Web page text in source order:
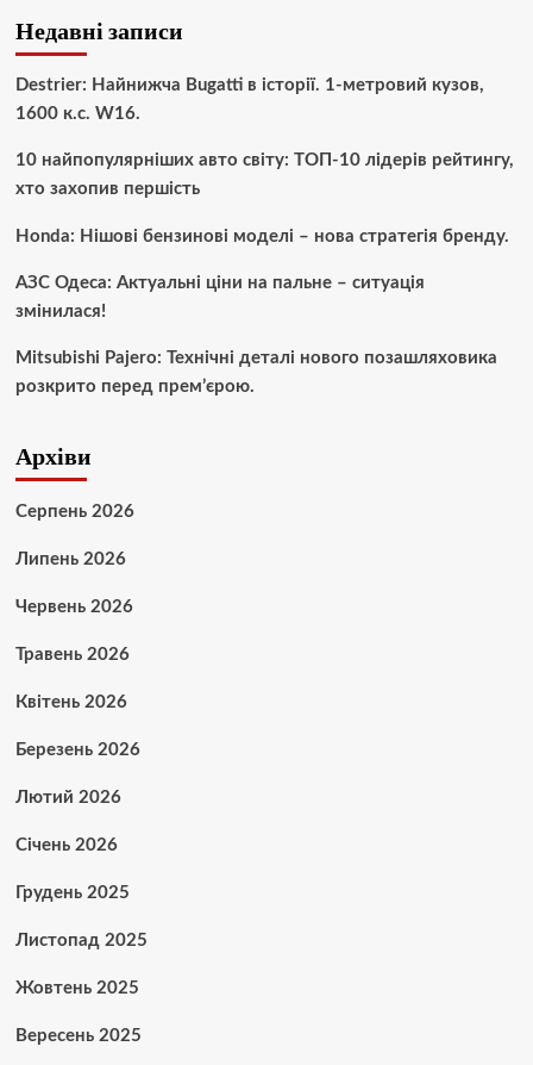
Недавні записи
Destrier: Найнижча Bugatti в історії. 1-метровий кузов,
1600 к.с. W16.
10 найпопулярніших авто світу: ТОП-10 лідерів рейтингу,
хто захопив першість
Honda: Нішові бензинові моделі – нова стратегія бренду.
АЗС Одеса: Актуальні ціни на пальне – ситуація
змінилася!
Mitsubishi Pajero: Технічні деталі нового позашляховика
розкрито перед прем’єрою.
Архіви
Серпень 2026
Липень 2026
Червень 2026
Травень 2026
Квітень 2026
Березень 2026
Лютий 2026
Січень 2026
Грудень 2025
Листопад 2025
Жовтень 2025
Вересень 2025